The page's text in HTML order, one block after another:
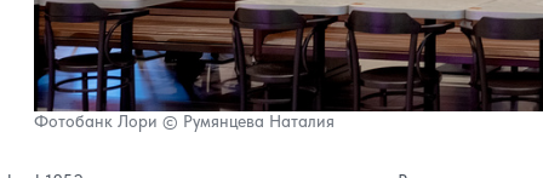
Фотобанк Лори © Румянцева Наталия